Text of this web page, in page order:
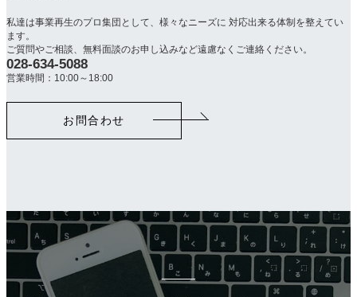
私達は事業再生のプロ集団として、様々なニーズに 対応出来る体制を整えてい
ます。
ご質問やご相談、無料面談のお申し込みなど遠慮なくご連絡ください。
カ
ラ
ク
028-634-5088
営業時間：10:00～18:00
お問合わせ